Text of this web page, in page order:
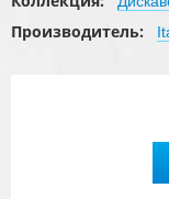
Производитель: